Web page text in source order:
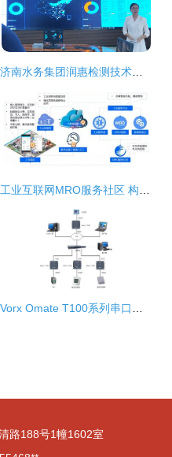
路188号1幢1602室